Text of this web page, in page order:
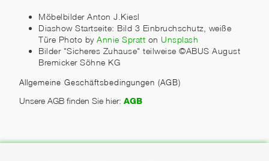
Möbelbilder Anton J.Kiesl
Diashow Startseite: Bild 3 Einbruchschutz, weiße
Türe Photo by Annie Spratt on Unsplash
Bilder "Sicheres Zuhause" teilweise ©ABUS August
Bremicker Söhne KG
Allgemeine Geschäftsbedingungen (AGB)
Unsere AGB finden Sie hier: AGB